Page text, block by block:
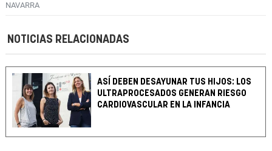
NAVARRA
NOTICIAS RELACIONADAS
ASÍ DEBEN DESAYUNAR TUS HIJOS: LOS
ULTRAPROCESADOS GENERAN RIESGO
CARDIOVASCULAR EN LA INFANCIA